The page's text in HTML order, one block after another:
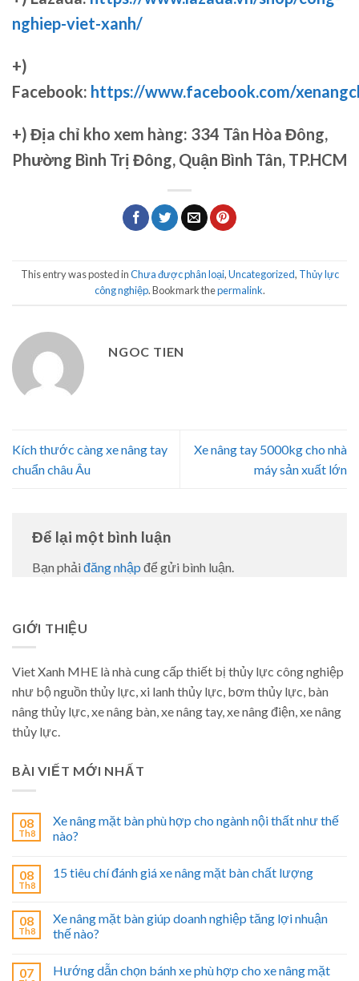
nghiep-viet-xanh/
+)
Facebook: https://www.facebook.com/
+) Địa chỉ kho xem hàng: 334 Tân Hòa Đông,
Phường Bình Trị Đông, Quận Bình Tân, TP.HCM
This entry was posted inChưa được phân loại,Uncategorized, Thủy lực
công nghiệp. Bookmark thepermalink.
NGOC TIEN
Kích thước càng xe nâng tay
chuẩn châu Âu
Xe nâng tay 5000kg cho nhà
máy sản xuất lớn
Để lại một bình luận
Bạn phải đăng nhập để gửi bình luận.
GIỚI THIỆU
Viet Xanh MHE là nhà cung cấp thiết bị thủy lực công nghiệp
như bộ nguồn thủy lực, xi lanh thủy lực, bơm thủy lực, bàn
nâng thủy lực, xe nâng bàn, xe nâng tay, xe nâng điện, xe nâng
thủy lực.
BÀI VIẾT MỚI NHẤT
08
Th8
Xe nâng mặt bàn phù hợp cho ngành nội thất như thế
nào?
08
Th8
15 tiêu chí đánh giá xe nâng mặt bàn chất lượng
08
Th8
Xe nâng mặt bàn giúp doanh nghiệp tăng lợi nhuận
thế nào?
07
Hướng dẫn chọn bánh xe phù hợp cho xe nâng mặt